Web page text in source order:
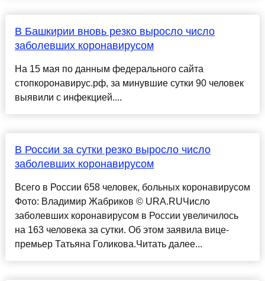
В Башкирии вновь резко выросло число
заболевших коронавирусом
На 15 мая по данным федерального сайта
стопкоронавирус.рф, за минувшие сутки 90 человек
выявили с инфекцией....
В России за сутки резко выросло число
заболевших коронавирусом
Всего в России 658 человек, больных коронавирусом
Фото: Владимир Жабриков © URA.RUЧисло
заболевших коронавирусом в России увеличилось
на 163 человека за сутки. Об этом заявила вице-
премьер Татьяна Голикова.Читать далее...